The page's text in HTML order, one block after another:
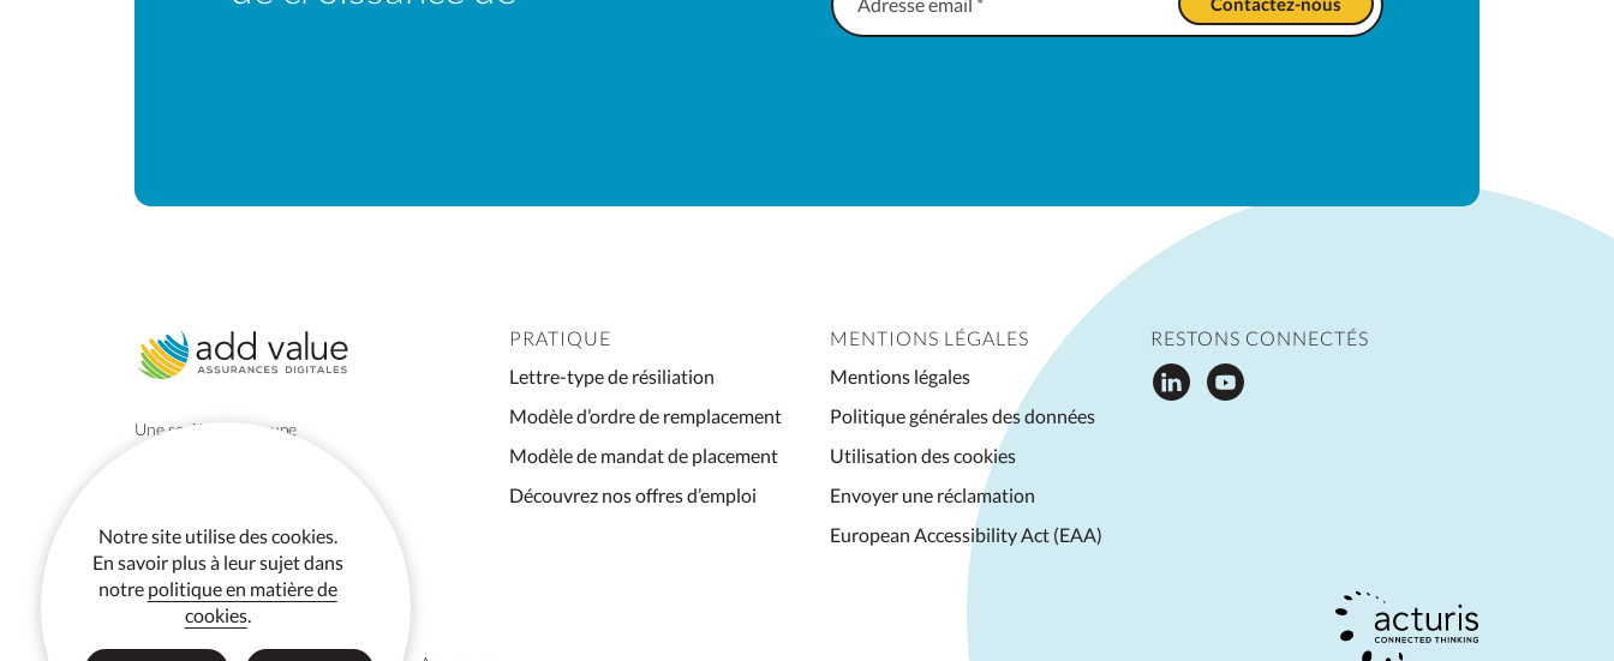
Notre site utilise des cookies.
En savoir plus à leur sujet dans
notre politique en matière de
cookies.
«
*»
Une société du groupe
PRATIQUE
Lettre-type de résiliation
Modèle d’ordre de remplacement
Modèle de mandat de placement
Découvrez nos offres d’emploi
MENTIONS LÉGALES
Mentions légales
Politique générales des données
Utilisation des cookies
Envoyer une réclamation
European Accessibility Act (EAA)
RESTONS CONNECTÉS